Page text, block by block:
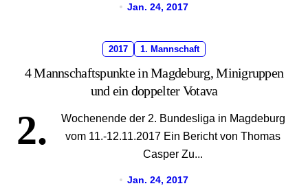
Jan. 24, 2017
2017 1. Mannschaft
4 Mannschaftspunkte in Magdeburg, Minigruppen
und ein doppelter Votava
2.
Wochenende der 2. Bundesliga in Magdeburg
vom 11.-12.11.2017 Ein Bericht von Thomas
Casper Zu...
Jan. 24, 2017